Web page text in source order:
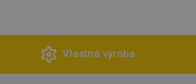
Vlastná výroba